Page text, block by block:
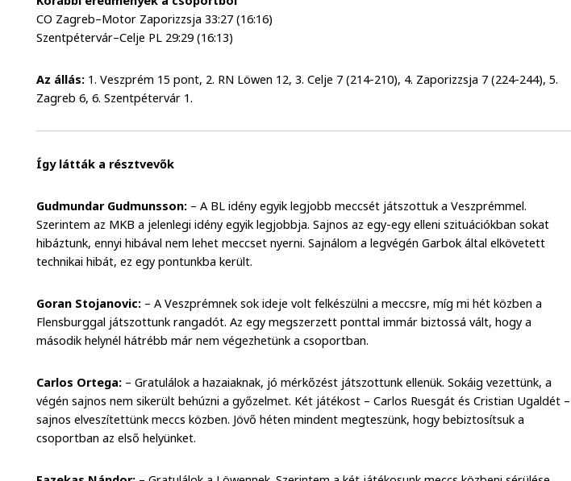
CO Zagreb–Motor Zaporizzsja 33:27 (16:16)
Szentpétervár–Celje PL 29:29 (16:13)
Az állás: 1. Veszprém 15 pont, 2. RN Löwen 12, 3. Celje 7 (214-210), 4. Zaporizzsja 7 (224-244), 5.
Zagreb 6, 6. Szentpétervár 1.
Így látták a résztvevők
Gudmundar Gudmunsson: – A BL idény egyik legjobb meccsét játszottuk a Veszprémmel.
Szerintem az MKB a jelenlegi idény egyik legjobbja. Sajnos az egy-egy elleni szituációkban sokat
hibáztunk, ennyi hibával nem lehet meccset nyerni. Sajnálom a legvégén Garbok által elkövetett
technikai hibát, ez egy pontunkba került.
Goran Stojanovic: – A Veszprémnek sok ideje volt felkészülni a meccsre, míg mi hét közben a
Flensburggal játszottunk rangadót. Az egy megszerzett ponttal immár biztossá vált, hogy a
második helynél hátrébb már nem végezhetünk a csoportban.
Carlos Ortega: – Gratulálok a hazaiaknak, jó mérkőzést játszottunk ellenük. Sokáig vezettünk, a
végén sajnos nem sikerült behúzni a győzelmet. Két játékost – Carlos Ruesgát és Cristian Ugaldét –
sajnos elveszítettünk meccs közben. Jövő héten mindent megteszünk, hogy bebiztosítsuk a
csoportban az első helyünket.